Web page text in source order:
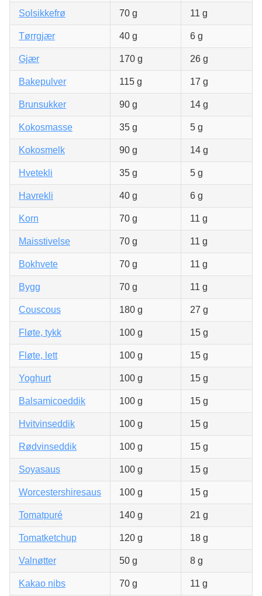
Solsikkefrø 70 g 11 g
Tørrgjær 40 g 6 g
Gjær 170 g 26 g
Bakepulver 115 g 17 g
Brunsukker 90 g 14 g
Kokosmasse 35 g 5 g
Kokosmelk 90 g 14 g
Hvetekli 35 g 5 g
Havrekli 40 g 6 g
Korn 70 g 11 g
Maisstivelse 70 g 11 g
Bokhvete 70 g 11 g
Bygg 70 g 11 g
Couscous 180 g 27 g
Fløte, tykk 100 g 15 g
Fløte, lett 100 g 15 g
Yoghurt 100 g 15 g
Balsamicoeddik 100 g 15 g
Hvitvinseddik 100 g 15 g
Rødvinseddik 100 g 15 g
Soyasaus 100 g 15 g
Worcestershiresaus 100 g 15 g
Tomatpuré 140 g 21 g
Tomatketchup 120 g 18 g
Valnøtter 50 g 8 g
Kakao nibs 70 g 11 g